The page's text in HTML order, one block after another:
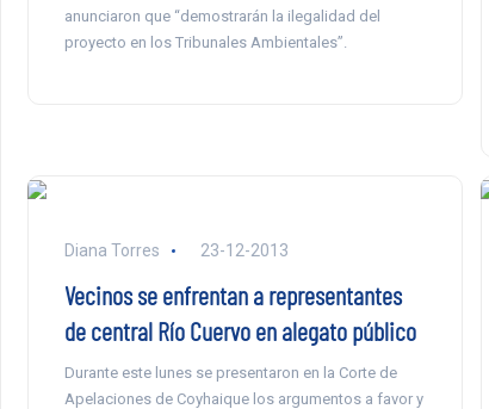
anunciaron que “demostrarán la ilegalidad del
proyecto en los Tribunales Ambientales”.
Diana Torres 23-12-2013
Vecinos se enfrentan a representantes
de central Río Cuervo en alegato público
Durante este lunes se presentaron en la Corte de
Apelaciones de Coyhaique los argumentos a favor y